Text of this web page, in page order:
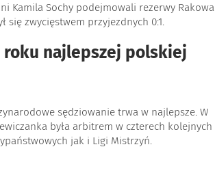
Kamila Sochy podejmowali rezerwy Rakowa
się zwycięstwem przyjezdnych 0:1.
najlepszej polskiej
sędziowanie trwa w najlepsze. W
była arbitrem w czterech kolejnych
jak i Ligi Mistrzyń.